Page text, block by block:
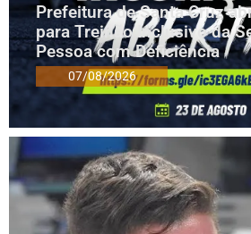
Prefeitura de Santa Cruz
para Treinão Inclusivo da
Pessoa com Deficiência
07/08/2026